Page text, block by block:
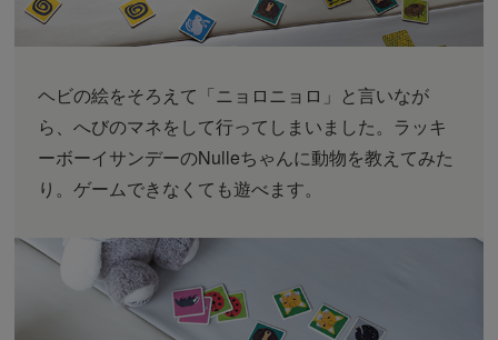
ヘビの絵をそろえて「ニョロニョロ」と言いなが
ら、へびのマネをして行ってしまいました。ラッキ
ーボーイサンデーのNulleちゃんに動物を教えてみた
り。ゲームできなくても遊べます。